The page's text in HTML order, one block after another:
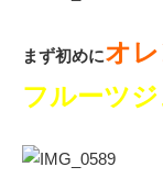
まず初めにオ
フルーツ